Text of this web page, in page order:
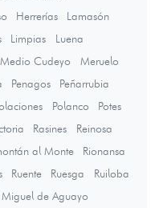
Herrerías
Lamasón
Limpias
Luena
Medio Cudeyo
Meruelo
Penagos
Peñarrubia
Polanco
Potes
Rasines
Reinosa
al Monte
Rionansa
Ruente Ruesga
Ruiloba
de Aguayo